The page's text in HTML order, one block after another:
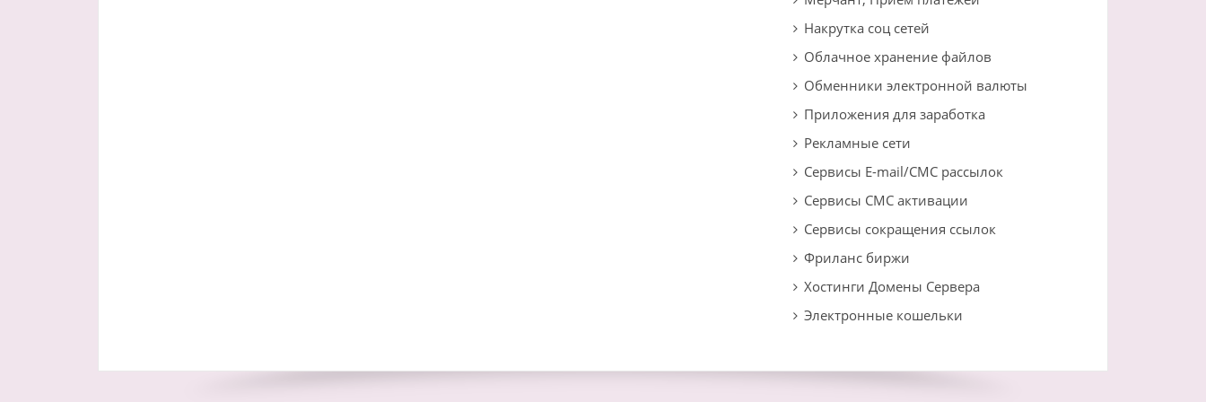
Накрутка соц сетей
Облачное хранение файлов
Обменники электронной валюты
Приложения для заработка
Рекламные сети
Сервисы E-mail/СМС рассылок
Сервисы СМС активации
Сервисы сокращения ссылок
Фриланс биржи
Хостинги Домены Сервера
Электронные кошельки